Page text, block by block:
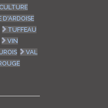
CULTURE
D'ARDOISE
TUFFEAU
VIN
VAL